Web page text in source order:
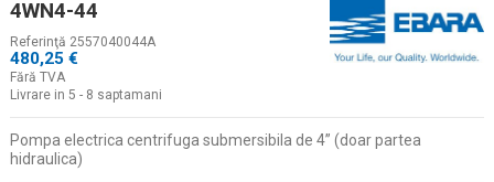
4WN4-44
Referinţă 2557040044A
480,25 €
Fără TVA
Livrare in 5 - 8 saptamani
Pompa electrica centrifuga submersibila de 4” (doar partea
hidraulica)